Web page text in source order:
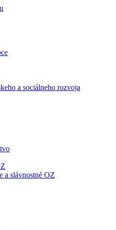
a sociálneho rozvoja
a slávnostné OZ